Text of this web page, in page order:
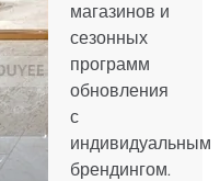
магазинов и
сезонных
программ
обновления
с
индивидуальным
брендингом.